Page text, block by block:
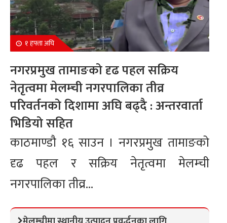
१ हफ्ता अघि
नगरप्रमुख तामाङको दृढ पहल सक्रिय
नेतृत्वमा मेलम्ची नगरपालिका तीव्र
परिवर्तनको दिशामा अघि बढ्दै : अन्तरवार्ता
भिडियो सहित
काठमाण्डौ १६ साउन । नगरप्रमुख तामाङको
दृढ पहल र सक्रिय नेतृत्वमा मेलम्ची
नगरपालिका तीव्र...